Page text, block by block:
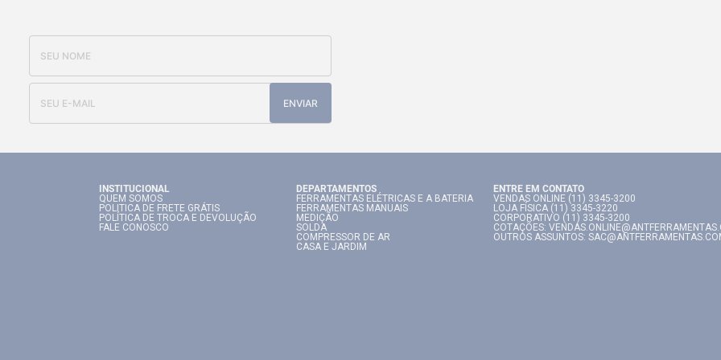
ENVIAR
INSTITUCIONAL
QUEM SOMOS
POLITICA DE FRETE GRÁTIS
POLÍTICA DE TROCA E DEVOLUÇÃO
FALE CONOSCO
DEPARTAMENTOS
FERRAMENTAS ELÉTRICAS E A BATERIA
FERRAMENTAS MANUAIS
MEDIÇÃO
SOLDA
COMPRESSOR DE AR
CASA E JARDIM
ENTRE EM CONTATO
VENDAS ONLINE (11) 3345-3200
LOJA FÍSICA (11) 3345-3220
CORPORATIVO (11) 3345-3200
COTAÇÕES:
OUTROS ASSUNTOS: